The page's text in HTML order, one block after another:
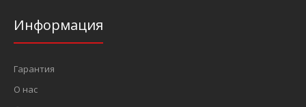
Информация
Гарантия
О нас